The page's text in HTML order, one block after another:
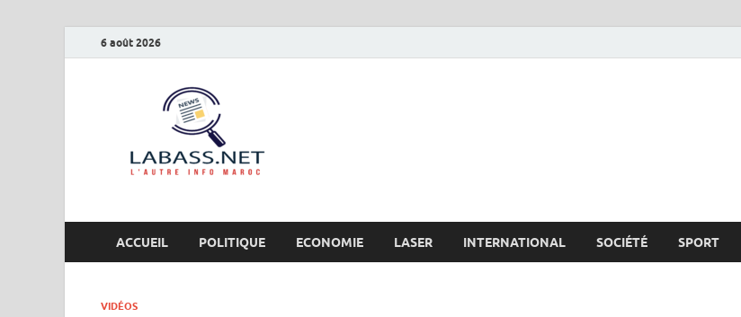
6 août 2026
ACCUEIL POLITIQUE ECONOMIE LASER INTERNATIONAL SOCIÉTÉ SPORT
VIDÉOS